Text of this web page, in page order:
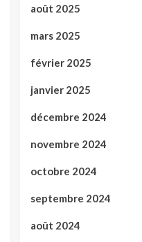
août 2025
mars 2025
février 2025
janvier 2025
décembre 2024
novembre 2024
octobre 2024
septembre 2024
août 2024